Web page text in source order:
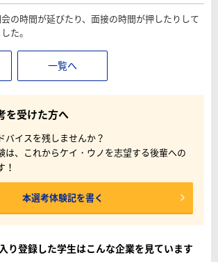
の時間が延びたり、面接の時間が押したりして
た。
一覧へ
を受けた方へ
バイスを残しませんか？
は、これからケイ・ウノを志望する後輩への
！
本選考体験記を書く
り登録した学生はこんな企業を見ています